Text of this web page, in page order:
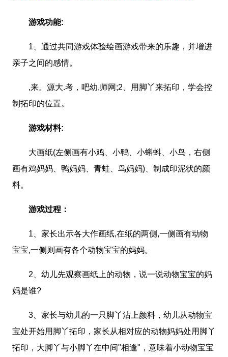
游戏功能:
1、通过共同游戏体验绘画游戏带来的乐趣，并增进
亲子之间的感情。
,来。源大.考，吧幼,师网;2、用脚丫来拓印，学会控
制拓印的位置。
游戏材料:
大画纸(左侧画有小鸡、小鸭、小蝌蚪、小鸟，右侧
画有鸡妈妈、鸭妈妈、青蛙、鸟妈妈)、制成印泥状的颜
料。
游戏过程：
1、家长出示各大作画纸,在纸的两侧,一侧画有动物
宝宝,一侧则画有各个动物宝宝的妈妈。
2、幼儿先观察画纸上的动物，说一说动物宝宝的妈
妈是谁?
3、家长与幼儿的一只脚丫沾上颜料，幼儿从动物宝
宝处开始用脚丫拓印，家长从相对应的动物妈妈处用脚丫
拓印，大脚丫与小脚丫在中间"相逢"，意味着小动物宝宝